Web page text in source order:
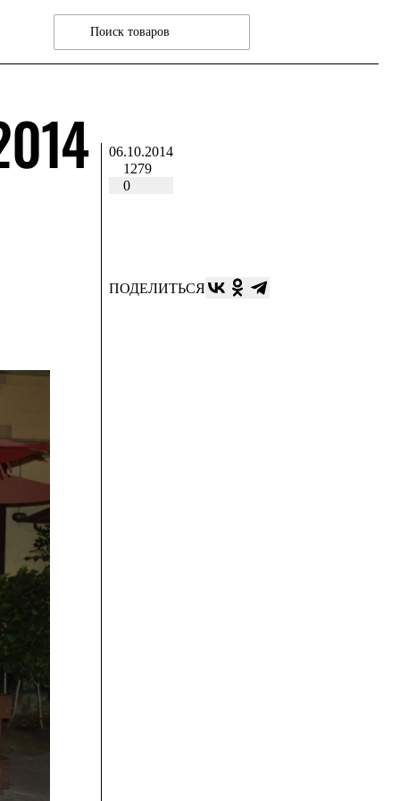
06.10.2014
1279
0
ПОДЕЛИТЬСЯ